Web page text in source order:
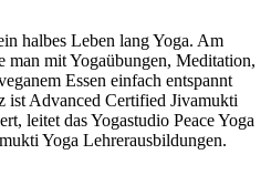
halbes Leben lang Yoga. Am
man mit Yogaübungen, Meditation,
Essen einfach entspannt
ist Advanced Certified Jivamukti
leitet das Yogastudio Peace Yoga
Yoga Lehrerausbildungen.